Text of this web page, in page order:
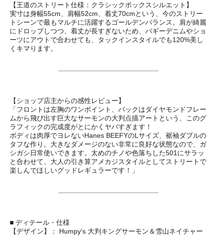
【王道のストリート仕様：クラシックボックスシルエット】
実寸は身幅55cm、肩幅52cm、着丈70cmという、今のストリー
トシーンで最もマルチに活躍するゴールデンバランス。肩が綺麗
にドロップしつつ、着丈が長すぎないため、バギーデニムやショ
ーツにアウトで合わせても、タックインスタイルでも120%美し
くキマります。
【ショップ店主からの感性レビュー】
「フロントは左胸のワンポイント、バックはダイヤモンドフレー
ムから飛び出す巨大なサーモンの大判点描アートという、このグ
ラフィックの完成度がとにかくヤバすぎます！
ボディは肉厚でヨレないHanes BEEFYのLサイズ、裾袖ダブルの
タフな作り。大きなダメージのない非常に良好な状態なので、ガ
シガシ日常使いできます。太めのチノや色落ちした501にサラッ
と合わせて、大人の引き算アメカジスタイルとしてストリートで
楽しんでほしいグッドレギュラーです！」
■ ディテール・仕様
【デザイン】： Humpy's 大判キングサーモン＆雪山ネイチャー